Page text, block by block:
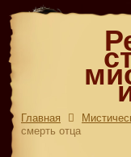
Главная
смерть отца